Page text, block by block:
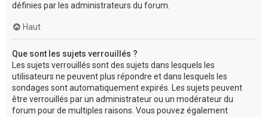
définies par les administrateurs du forum.
Haut
Que sont les sujets verrouillés ?
Les sujets verrouillés sont des sujets dans lesquels les
utilisateurs ne peuvent plus répondre et dans lesquels les
sondages sont automatiquement expirés. Les sujets peuvent
être verrouillés par un administrateur ou un modérateur du
forum pour de multiples raisons. Vous pouvez également